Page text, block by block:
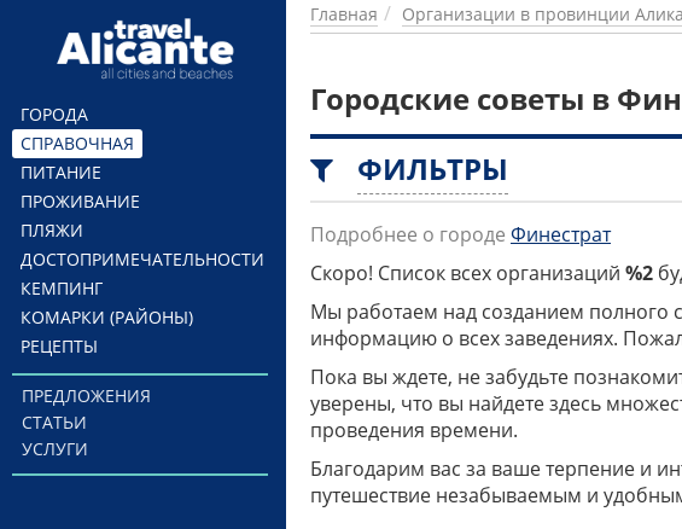
Перейти к основному содержанию
ГОРОДА
СПРАВОЧНАЯ
ПИТАНИЕ
ПРОЖИВАНИЕ
ПЛЯЖИ
ДОСТОПРИМЕЧАТЕЛЬНОСТИ
КЕМПИНГ
КОМАРКИ (РАЙОНЫ)
РЕЦЕПТЫ
ПРЕДЛОЖЕНИЯ
СТАТЬИ
УСЛУГИ
Главная Организации в провинции
Городские советы в
ФИЛЬТРЫ
Подробнее о городе Финестрат
Скоро! Список всех организаций %2
Мы работаем над созданием полного
информацию о всех заведениях.
Пока вы ждете, не забудьте
уверены, что вы найдете здесь
проведения времени.
Благодарим вас за ваше терпение и
путешествие незабываемым и